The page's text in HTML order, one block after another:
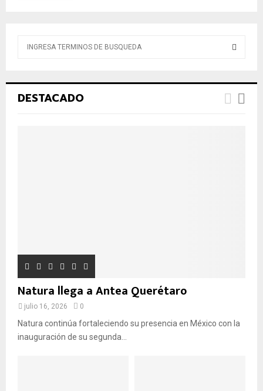
e
DESTACADO
Natura llega a Antea Querétaro
julio 16, 2026 0
Natura continúa fortaleciendo su presencia en México con la
inauguración de su segunda...